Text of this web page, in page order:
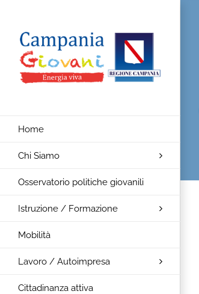
contenuto
Home
Chi Siamo
Osservatorio politiche giovanili
Istruzione / Formazione
Mobilità
Lavoro / Autoimpresa
Cittadinanza attiva